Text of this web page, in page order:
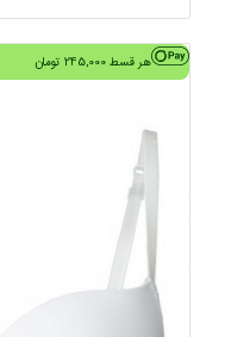
هر قسط245,000 تومان